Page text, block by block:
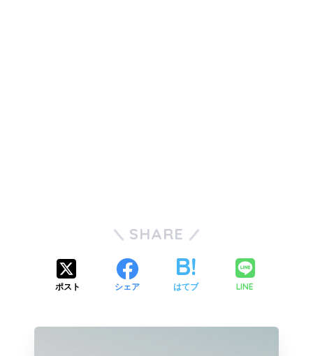
SHARE
ポスト シェア はてブ LINE